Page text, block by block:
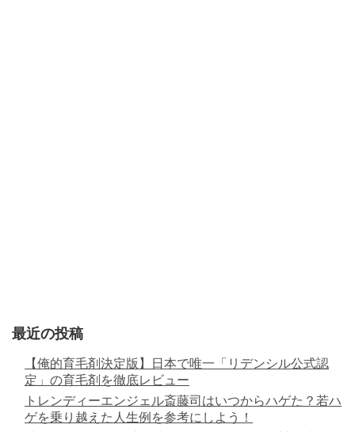
最近の投稿
【俺的育毛剤決定版】日本で唯一「リデンシル公式認
定」の育毛剤を徹底レビュー
トレンディーエンジェル斎藤司はいつからハゲた？若ハ
ゲを乗り越えた人生例を参考にしよう！